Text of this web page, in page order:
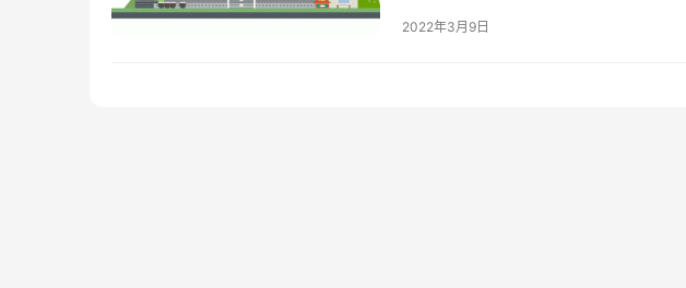
2、韩国公民的配偶或永住居留者
2022年3月9日